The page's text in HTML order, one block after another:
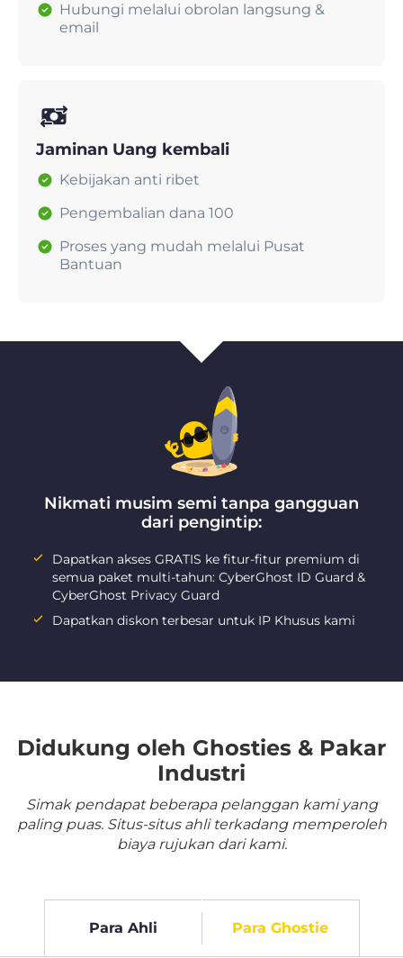
Hubungi melalui obrolan langsung &
email
Jaminan Uang kembali
Kebijakan anti ribet
Pengembalian dana 100
Proses yang mudah melalui Pusat
Bantuan
Nikmati musim semi tanpa gangguan
dari pengintip:
Dapatkan akses GRATIS ke fitur-fitur premium di
semua paket multi-tahun: CyberGhost ID Guard &
CyberGhost Privacy Guard
Dapatkan diskon terbesar untuk IP Khusus kami
Didukung oleh Ghosties & Pakar
Industri
Simak pendapat beberapa pelanggan kami yang
paling puas. Situs-situs ahli terkadang memperoleh
biaya rujukan dari kami.
Para Ahli Para Ghostie